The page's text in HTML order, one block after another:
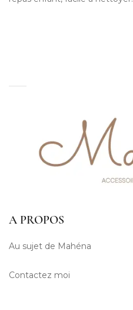
A PROPOS
Au sujet de Mahéna
Contactez moi